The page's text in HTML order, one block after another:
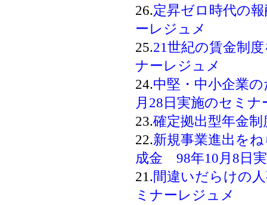
26.定昇ゼロ時代の
ーレジュメ
25.21世紀の賃金制
ナーレジュメ
24.中堅・中小企業
月28日実施のセミ
23.確定拠出型年金
22.新規事業進出を
成金 98年10月8日
21.間違いだらけの
ミナーレジュメ